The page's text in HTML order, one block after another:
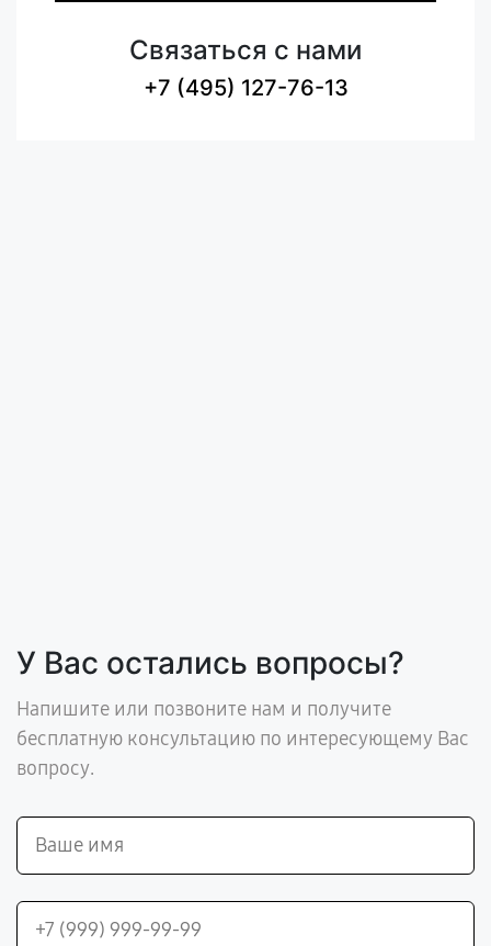
Связаться с нами
+7 (495) 127-76-13
У Вас остались вопросы?
Напишите или позвоните нам и получите
бесплатную консультацию по интересующему Вас
вопросу.